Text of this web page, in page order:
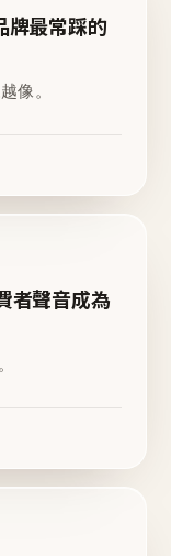
牌最常踩的
像。
者聲音成為